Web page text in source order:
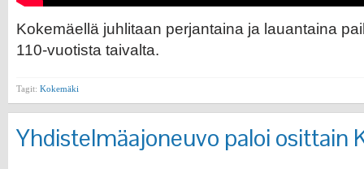
Kokemäellä juhlitaan perjantaina ja lauantaina
110-vuotista taivalta.
Tagit: Kokemäki
Yhdistelmäajoneuvo paloi osittain